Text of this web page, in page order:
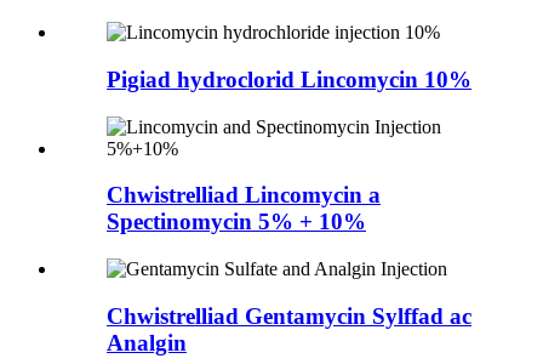
Pigiad hydroclorid Lincomycin 10%
Chwistrelliad Lincomycin a
Spectinomycin 5% + 10%
Chwistrelliad Gentamycin Sylffad ac
Analgin